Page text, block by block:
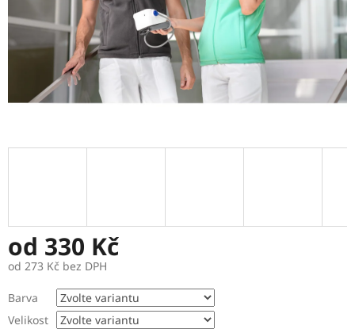
od 330 Kč
od 273 Kč bez DPH
cena:
Barva
Velikost